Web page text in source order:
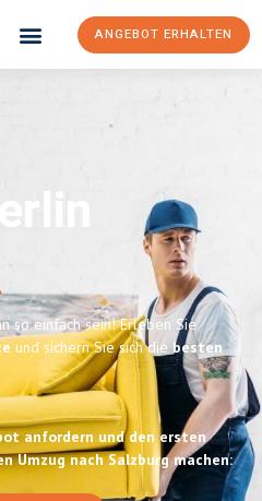
ANGEBOT ERHALTEN
so einfach sein! Erleben Sie
und sichern Sie sich diebesten
anfordern und den ersten
Umzug nach Salzburg machen: